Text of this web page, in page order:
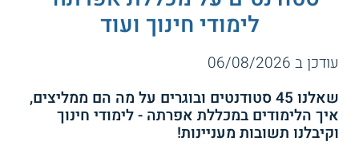
לימודי חינוך ועוד
עודכן ב 06/08/2026
שאלנו 45 סטודנטים ובוגרים על מה הם ממליצים,
איך הלימודים במכללת אפרתה - לימודי חינוך
וקיבלנו תשובות מעניינות!